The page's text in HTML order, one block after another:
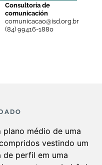
Consultoría de
comunicación
comunicacao@isd.org.br
(84) 99416-1880